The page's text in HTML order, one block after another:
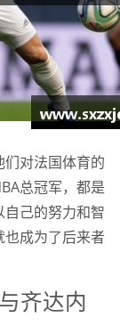
对法国体育的
总冠军，都是
己的努力和智
也成为了后来者
齐达内